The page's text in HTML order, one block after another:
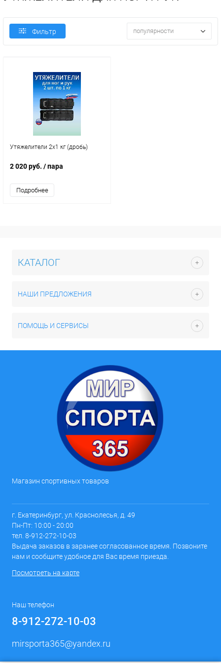
Фильтр популярности
Утяжелители 2х1 кг (дробь)
2 020 руб. / пара
Подробнее
КАТАЛОГ
НАШИ ПРЕДЛОЖЕНИЯ
ПОМОЩЬ И СЕРВИСЫ
Магазин спортивных товаров
г. Екатеринбург, ул. Краснолесья, д. 49
Пн-Пт: 10:00 - 20:00
тел. 8-912-272-10-03
Выдача заказов в заранее согласованное время. Позвоните
нам и сообщите удобное для Вас время приезда.
Посмотреть на карте
Наш телефон
8-912-272-10-03
mirsporta365@yandex.ru